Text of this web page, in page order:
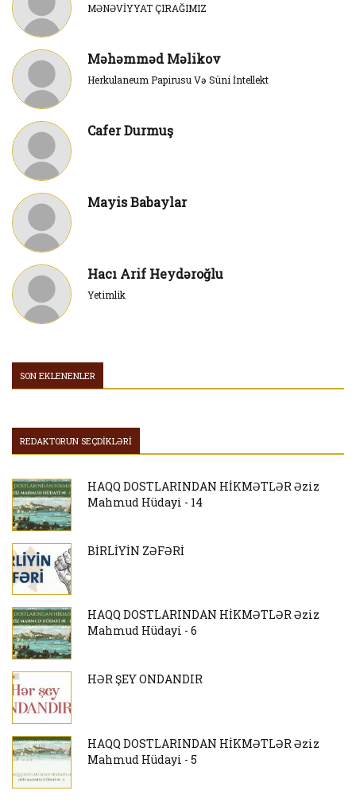
MƏNƏVİYYAT ÇIRAĞIMIZ
Məhəmməd Məlikov
Herkulaneum Papirusu Və Süni İntellekt
Cafer Durmuş
Mayis Babaylar
Hacı Arif Heydəroğlu
Yetimlik
SON EKLENENLER
REDAKTORUN SEÇDİKLƏRİ
HAQQ DOSTLARINDAN HİKMƏTLƏR Əziz
Mahmud Hüdayi - 14
BİRLİYİN ZƏFƏRİ
HAQQ DOSTLARINDAN HİKMƏTLƏR Əziz
Mahmud Hüdayi - 6
HƏR ŞEY ONDANDIR
HAQQ DOSTLARINDAN HİKMƏTLƏR Əziz
Mahmud Hüdayi - 5